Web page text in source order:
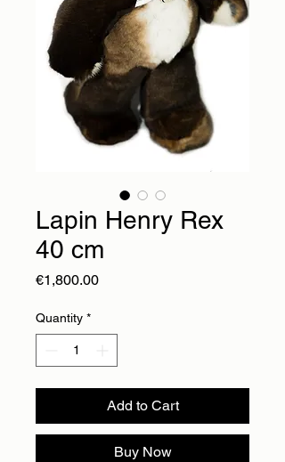
Lapin Henry Rex
40 cm
€1,800.00Price
Quantity *
Add to Cart
Buy Now